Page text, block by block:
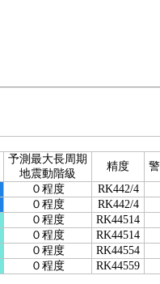
予測最大長周期
地震動階級
精度
０程度
RK442/4
０程度
RK442/4
０程度
RK44514
０程度
RK44514
０程度
RK44554
０程度 RK44559